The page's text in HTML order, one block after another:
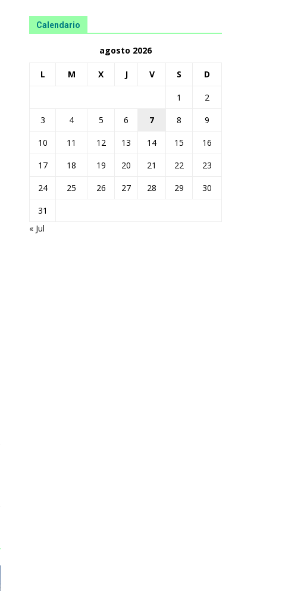
Calendario
agosto 2026
L M X J V S D
1
2
3
4 5 6 7 8
9
10
11 12 13 14 15
16
17
18 19 20 21 22
23
24
25 26 27 28 29
30
31
« Jul